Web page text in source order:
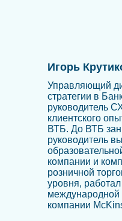
Игорь
Управляющий
стратегии в
руководитель
клиентского
ВТБ. До ВТБ
руководитель
компании и
розничной
уровня,
международной
компании